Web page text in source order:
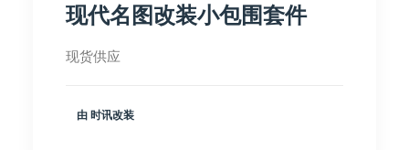
现代名图改装小包围套件
现货供应
由 时讯改装